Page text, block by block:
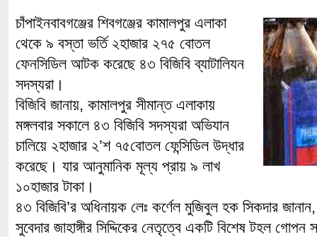
চাঁপাইনবাবগঞ্জের শিবগঞ্জের কামালপুর এলাকা
থেকে ৯ বস্তা ভর্তি ২হাজার ২৭৫ বোতল
ফেনসিডিল আটক করেছে ৪৩ বিজিবি ব্যাটালিযন
সদস্যরা।
বিজিবি জানায়, কামালপুর সীমান্ত এলাকায়
মঙ্গলবার সকালে ৪৩ বিজিবি সদস্যরা অভিযান
চালিয়ে ২হাজার ২’শ ৭৫বোতল ফেন্সিডিল উদ্ধার
করেছে। যার আনুমানিক মূল্য প্রায় ৯ লাখ
১০হাজার টাকা।
৪৩ বিজিবি’র অধিনায়ক লেঃ কর্ণেল মুজিবুল হক সিকদার জানান,
সুবেদার জাহাঙ্গীর সিদ্দিকের নেতৃত্বে একটি বিশেষ টহল গোপন